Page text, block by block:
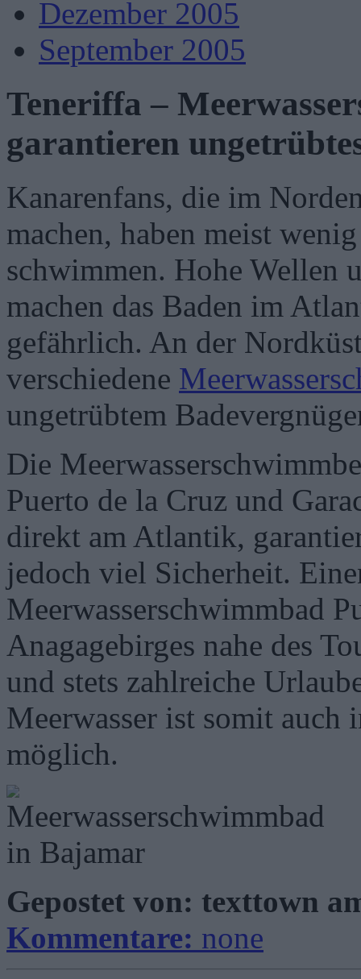
Dezember 2005
September 2005
Teneriffa –
garantieren
Kanarenfans, die im
machen, haben meist
schwimmen. Hohe Wellen
machen das Baden im
gefährlich. An der
verschiedene
ungetrübtem
Die
Puerto de la Cruz und
direkt am Atlantik,
jedoch viel Sicherheit.
Meerwasserschwimmbad
Anagagebirges nahe des
und stets zahlreiche
Meerwasser ist somit auch
möglich.
Gepostet von: texttown
Kommentare: none